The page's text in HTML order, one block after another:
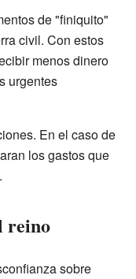
de "finiquito"
civil. Con estos
menos dinero
urgentes
En el caso de
los gastos que
reino
sobre